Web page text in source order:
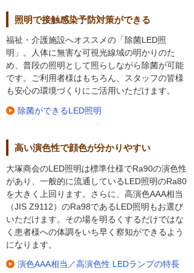
照明で接触感染予防対策ができる
福祉・介護施設へオススメの「除菌LED照
明」。人体に無害な可視光線域の明かりのた
め、普段の照明として照らしながら除菌が可能
です。ご利用者様はもちろん、スタッフの皆様
も安心の環境づくりにご活用いただけます。
除菌ができるLED照明
高い演色性で顔色が分かりやすい
大塚商会のLED照明は標準仕様でRa90の演色性
があり、一般的に流通しているLED照明のRa80
を大きく上回ります。さらに、高演色AAA相当
（JIS Z9112）のRa98であるLED照明もお選び
いただけます。その場を明るくするだけではな
く患者様への体調をいち早く察知ができるよう
になります。
演色AAA相当／高演色性 LEDランプの特長